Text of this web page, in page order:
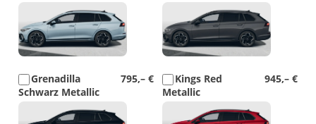
795,– €
Grenadilla
Schwarz Metallic
945,– €
Kings Red
Metallic